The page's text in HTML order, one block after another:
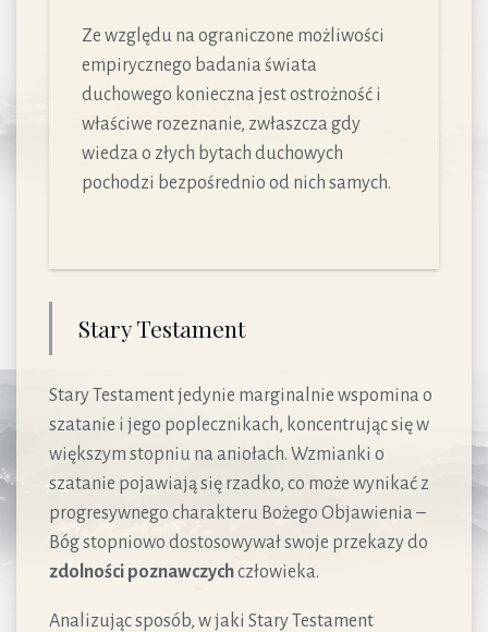
Ze względu na ograniczone możliwości
empirycznego badania świata
duchowego konieczna jest ostrożność i
właściwe rozeznanie, zwłaszcza gdy
wiedza o złych bytach duchowych
pochodzi bezpośrednio od nich samych.
Stary Testament
Stary Testament jedynie marginalnie wspomina o
szatanie i jego poplecznikach, koncentrując się w
większym stopniu na aniołach. Wzmianki o
szatanie pojawiają się rzadko, co może wynikać z
progresywnego charakteru Bożego Objawienia –
Bóg stopniowo dostosowywał swoje przekazy do
zdolności poznawczychczłowieka.
Analizując sposób, w jaki Stary Testament